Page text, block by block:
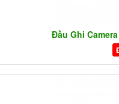
Đầu Ghi